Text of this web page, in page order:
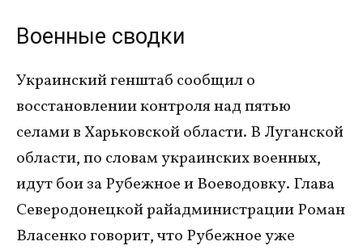
Военные сводки
Украинский генштаб сообщил о
восстановлении контроля над пятью
селами в Харьковской области. В Луганской
области, по словам украинских военных,
идут бои за Рубежное и Воеводовку. Глава
Северодонецкой райадминистрации Роман
Власенко говорит, что Рубежное уже